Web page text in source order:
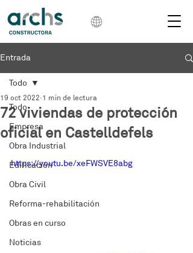
Entrada
Todo
Empresa
Obra Industrial
Edificación
Obra Civil
Reforma-rehabilitación
Obras en curso
Noticias
Todo
72 viviendas de protección
oficial en Castelldefels
19 oct 2022 1 min de lectura
https://youtu.be/xeFWSVE8abg